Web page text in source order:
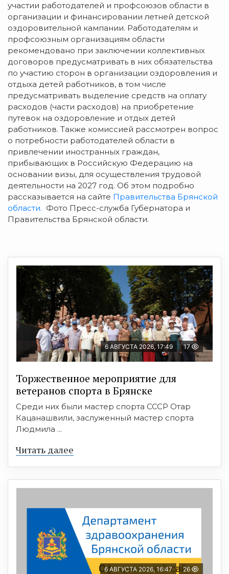
участии работодателей и профсоюзов области в
организации и финансировании летней детской
оздоровительной кампании. Работодателям и
профсоюзным организациям области
рекомендовано при заключении коллективных
договоров предусматривать в них обязательства
по участию сторон в организации оздоровления и
отдыха детей работников, в том числе
предусматривать выделение средств на оплату
расходов (части расходов) на приобретение
путевок на оздоровление и отдых детей
работников. Также комиссией рассмотрен вопрос
о потребности работодателей области в
привлечении иностранных граждан,
прибывающих в Российскую Федерацию на
основании визы, для осуществления трудовой
деятельности на 2027 год. Об этом подробно
рассказывается на сайте Правительства Брянской
области. Фото Пресс-служба Губернатора и
Правительства Брянской области.
6 АВГУСТА 2026, 17:49 17
Торжественное мероприятие для
ветеранов спорта в Брянске
Среди них были мастер спорта СССР Отар
Кацанашвили, заслуженный мастер спорта
Людмила ...
Читать далее
6 АВГУСТА 2026, 16:47 26